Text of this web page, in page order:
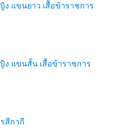
ง แขนยาว เสื้อข้าราชการ
ง แขนสั้น เสื้อข้าราชการ
สีกากี